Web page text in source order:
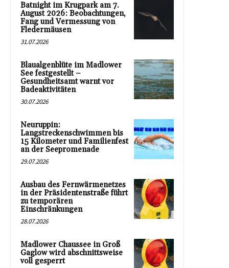
Batnight im Krugpark am 7.
August 2026: Beobachtungen,
Fang und Vermessung von
Fledermäusen
31.07.2026
Blaualgenblüte im Madlower
See festgestellt –
Gesundheitsamt warnt vor
Badeaktivitäten
30.07.2026
Neuruppin:
Langstreckenschwimmen bis
15 Kilometer und Familienfest
an der Seepromenade
29.07.2026
Ausbau des Fernwärmenetzes
in der Präsidentenstraße führt
zu temporären
Einschränkungen
28.07.2026
Madlower Chaussee in Groß
Gaglow wird abschnittsweise
voll gesperrt